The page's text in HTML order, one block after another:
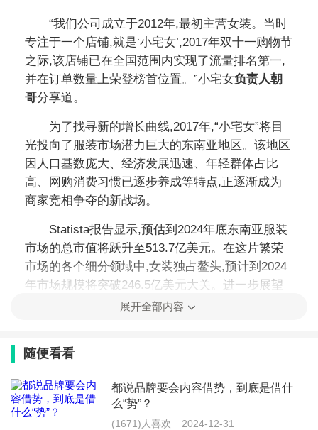
“我们公司成立于2012年,最初主营女装。当时
专注于一个店铺,就是‘小宅女’,2017年双十一购物节
之际,该店铺已在全国范围内实现了流量排名第一,
并在订单数量上荣登榜首位置。”小宅女负责人朝
哥分享道。
为了找寻新的增长曲线,2017年,“小宅女”将目
光投向了服装市场潜力巨大的东南亚地区。该地区
因人口基数庞大、经济发展迅速、年轻群体占比
高、网购消费习惯已逐步养成等特点,正逐渐成为
商家竞相争夺的新战场。
Statista报告显示,预估到2024年底东南亚服装
市场的总市值将跃升至513.7亿美元。在这片繁荣
市场的各个细分领域中,女装独占鳌头,预计到2024
年市场规模将突破246.5亿美元大关。进一步展望
未来,女装销售量预计将在2025年继续保持稳健上
这无疑向小宅女释放了一个强烈的信号:凭借
有望在东南亚复制和延续其在国内的成功轨迹。
“决定走出去后,我们便与Shopee结缘,主要是因
展开全部内容
随便看看
都说品牌要会内容借势，到底是借什
么“势”？
(1671)人喜欢 2024-12-31